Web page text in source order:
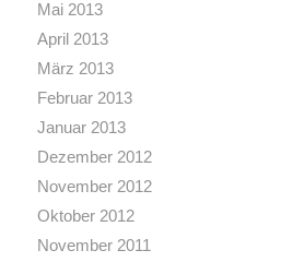
Mai 2013
April 2013
März 2013
Februar 2013
Januar 2013
Dezember 2012
November 2012
Oktober 2012
November 2011